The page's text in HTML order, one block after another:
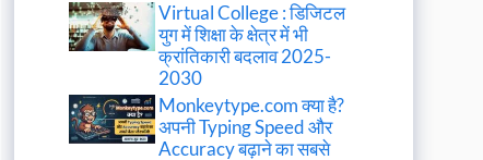
Virtual College : डिजिटल
युग में शिक्षा के क्षेत्र में भी
क्रांतिकारी बदलाव 2025-
2030
Monkeytype.com क्या है?
अपनी Typing Speed और
Accuracy बढ़ाने का सबसे